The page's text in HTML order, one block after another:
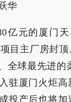
华
亿元的厦门
目主厂房封顶
全球最先进的
驻厦门火炬高
投产后也将